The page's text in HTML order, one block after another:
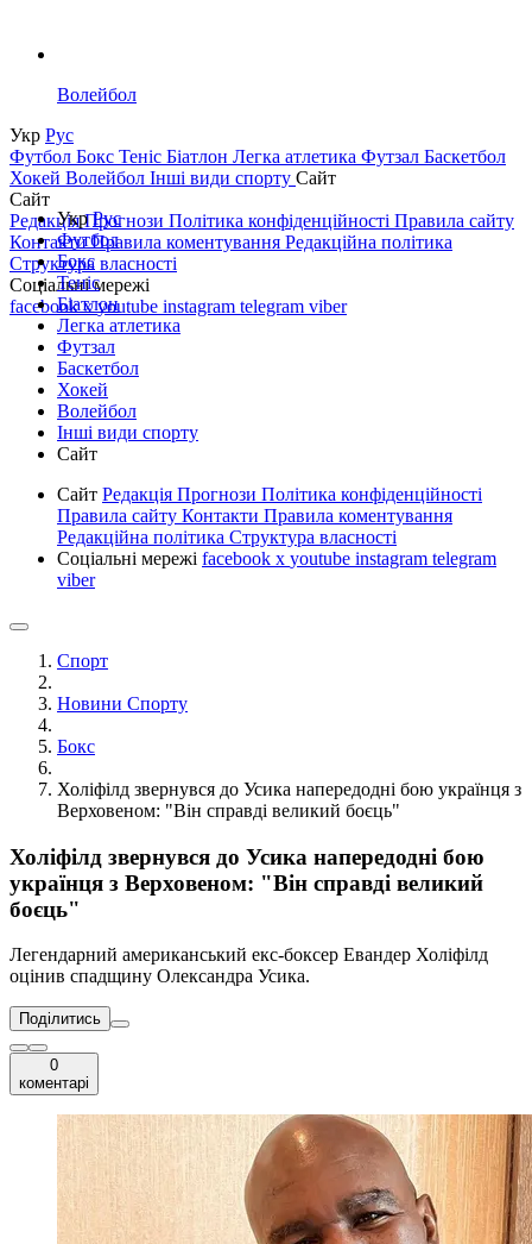
Волейбол
Укр Рус
Футбол Бокс Теніс Біатлон Легка атлетика Футзал Баскетбол
Хокей Волейбол Інші види спорту Сайт
Сайт
РедакціяПрогнози Політика конфіденційності Правила сайту
КонтактиПравила коментування Редакційна політика
Структура власності
Соціальні мережі
facebookxyoutube instagram telegram viber
УкрРус
Футбол
Бокс
Теніс
Біатлон
Легка атлетика
Футзал
Баскетбол
Хокей
Волейбол
Інші види спорту
Сайт
Сайт Редакція Прогнози Політика конфіденційності
Правила сайту Контакти Правила коментування
Редакційна політика Структура власності
Соціальні мережі facebook x youtube instagram telegram
viber
Спорт
Новини Спорту
Бокс
Холіфілд звернувся до Усика напередодні бою українця з
Верховеном: "Він справді великий боєць"
Холіфілд звернувся до Усика напередодні бою
українця з Верховеном: "Він справді великий
боєць"
Легендарний американський екс-боксер Евандер Холіфілд
оцінив спадщину Олександра Усика.
Поділитись
0
коментарі